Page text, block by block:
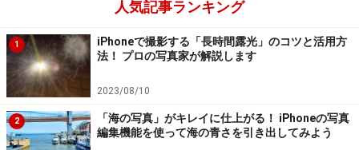
れます。この利点としては、手持ちで撮ってもブレにく
いこと。
ですが、夜景を一緒に撮ると、夜景の部分などはシャッ
タースピードが早いため、きれいに写り込まないので
す。夜景を写すには、シャッタースピードを長くして明
かりの部分を写し込む必要があり、短いスピードではき
人気記事ランキング
1
iPhoneで撮影する「長時間露光」のコツと活用方
法！ プロの写真家が解説します
2023/08/10
2
「海の写真」がキレイに仕上がる！ iPhoneの写真
編集機能を使って海の青さを引き出してみよう